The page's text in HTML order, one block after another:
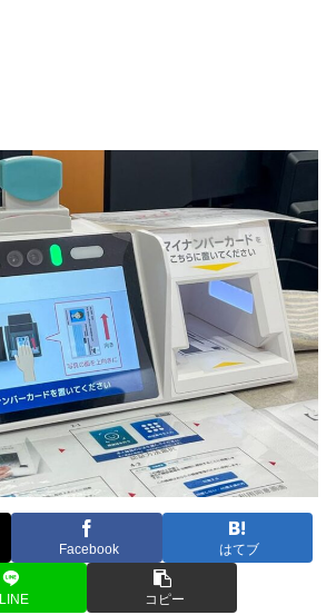
Facebook はてブ
LINE コピー